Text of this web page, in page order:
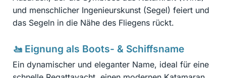
und menschlicher Ingenieurskunst (Segel) feiert und
das Segeln in die Nähe des Fliegens rückt.
🚤 Eignung als Boots- & Schiffsname
Ein dynamischer und eleganter Name, ideal für eine